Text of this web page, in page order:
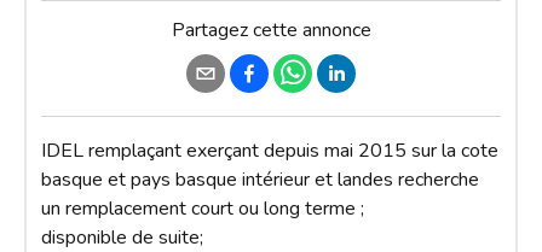
Partagez cette annonce
IDEL remplaçant exerçant depuis mai 2015 sur la cote
basque et pays basque intérieur et landes recherche
un remplacement court ou long terme ;
disponible de suite;